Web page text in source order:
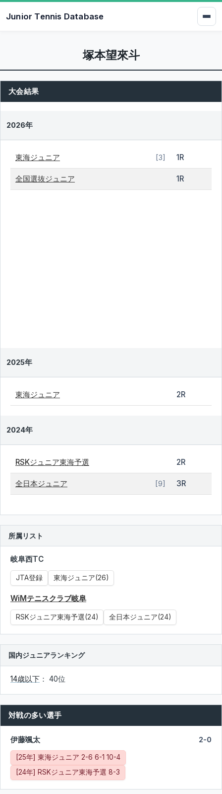
Junior Tennis Database
塚本望來斗
大会結果
2026年
東海ジュニア [3] 1R
全国選抜ジュニア 1R
2025年
東海ジュニア 2R
2024年
RSKジュニア東海予選 2R
全日本ジュニア [9] 3R
所属リスト
岐阜西TC
JTA登録 東海ジュニア(26)
WiMテニスクラブ岐阜
RSKジュニア東海予選(24) 全日本ジュニア(24)
国内ジュニアランキング
14歳以下 ： 40位
対戦の多い選手
伊藤颯太 2-0
[25年] 東海ジュニア 2-6 6-1 10-4
[24年] RSKジュニア東海予選 8-3